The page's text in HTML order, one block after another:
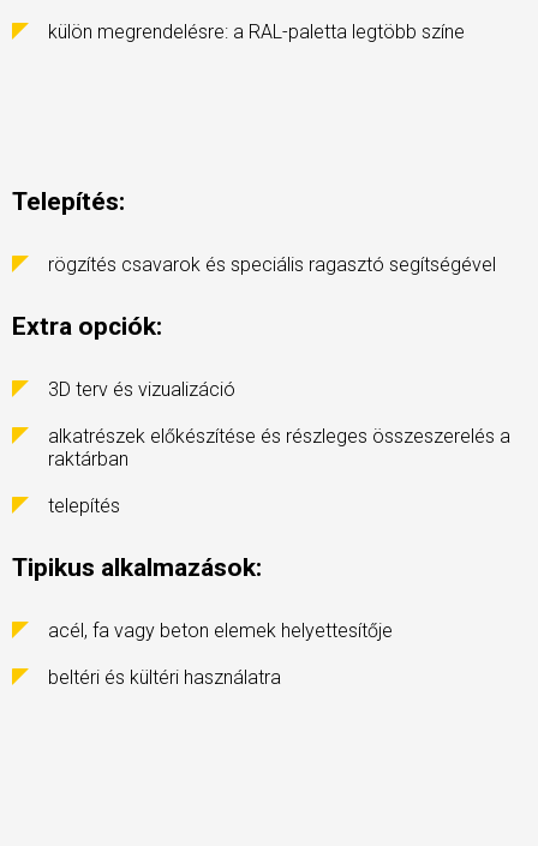
külön megrendelésre: a RAL-paletta legtöbb színe
Telepítés:
rögzítés csavarok és speciális ragasztó segítségével
Extra opciók:
3D terv és vizualizáció
alkatrészek előkészítése és részleges összeszerelés a
raktárban
telepítés
Tipikus alkalmazások:
acél, fa vagy beton elemek helyettesítője
beltéri és kültéri használatra